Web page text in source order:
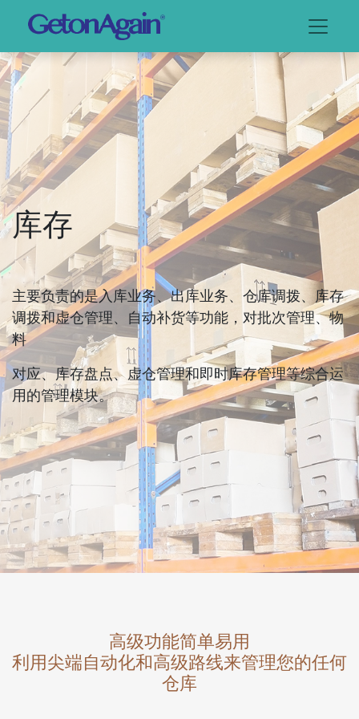
库存
主要负责的是入库业务、出库业务、仓库调拨、库存
调拨和虚仓管理、自动补货等功能，对批次管理、物
料
对应、库存盘点、虚仓管理和即时库存管理等综合运
用的管理模块。
高级功能简单易用
利用尖端自动化和高级路线来管理您的任何
仓库